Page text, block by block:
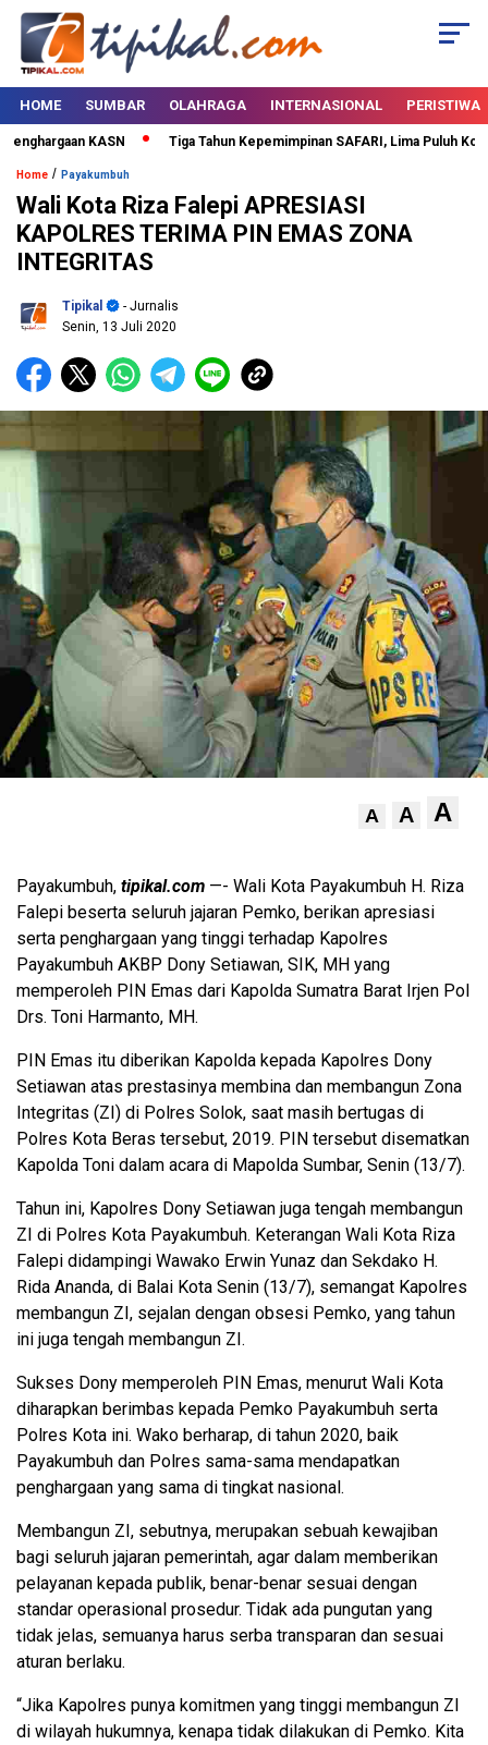
HOME SUMBAR OLAHRAGA INTERNASIONAL PERISTIWA
KASN Tiga Tahun Kepemimpinan SAFARI, Lima Puluh Kota
Home / Payakumbuh
Wali Kota Riza Falepi APRESIASI
KAPOLRES TERIMA PIN EMAS ZONA
INTEGRITAS
Tipikal
- Jurnalis
Senin, 13 Juli 2020
A A A
Payakumbuh, tipikal.com —- Wali Kota Payakumbuh H. Riza
Falepi beserta seluruh jajaran Pemko, berikan apresiasi
serta penghargaan yang tinggi terhadap Kapolres
Payakumbuh AKBP Dony Setiawan, SIK, MH yang
memperoleh PIN Emas dari Kapolda Sumatra Barat Irjen Pol
Drs. Toni Harmanto, MH.
PIN Emas itu diberikan Kapolda kepada Kapolres Dony
Setiawan atas prestasinya membina dan membangun Zona
Integritas (ZI) di Polres Solok, saat masih bertugas di
Polres Kota Beras tersebut, 2019. PIN tersebut disematkan
Kapolda Toni dalam acara di Mapolda Sumbar, Senin (13/7).
Tahun ini, Kapolres Dony Setiawan juga tengah membangun
ZI di Polres Kota Payakumbuh. Keterangan Wali Kota Riza
Falepi didampingi Wawako Erwin Yunaz dan Sekdako H.
Rida Ananda, di Balai Kota Senin (13/7), semangat Kapolres
membangun ZI, sejalan dengan obsesi Pemko, yang tahun
ini juga tengah membangun ZI.
Sukses Dony memperoleh PIN Emas, menurut Wali Kota
diharapkan berimbas kepada Pemko Payakumbuh serta
Polres Kota ini. Wako berharap, di tahun 2020, baik
Payakumbuh dan Polres sama-sama mendapatkan
penghargaan yang sama di tingkat nasional.
Membangun ZI, sebutnya, merupakan sebuah kewajiban
bagi seluruh jajaran pemerintah, agar dalam memberikan
pelayanan kepada publik, benar-benar sesuai dengan
standar operasional prosedur. Tidak ada pungutan yang
tidak jelas, semuanya harus serba transparan dan sesuai
aturan berlaku.
“Jika Kapolres punya komitmen yang tinggi membangun ZI
di wilayah hukumnya, kenapa tidak dilakukan di Pemko. Kita